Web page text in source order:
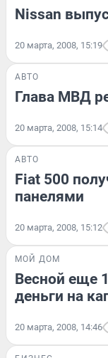
Nissan
20 марта, 2008, 15:19
АВТО
Глава МВД
20 марта, 2008, 15:14
АВТО
Fiat 500
панелями
20 марта, 2008, 15:12
МОЙ ДОМ
Весной еще
деньги на
20 марта, 2008, 14:46